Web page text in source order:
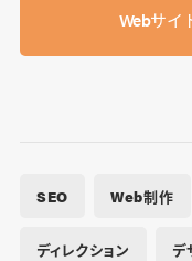
Webサイ
SEO Web制作
ディレクション デ